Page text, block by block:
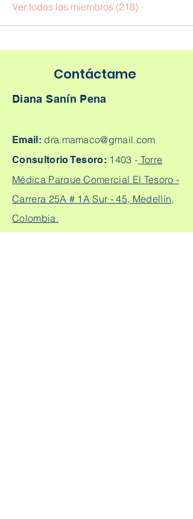
Ver todos los miembros (218)
Contáctame
Diana Sanín Pena
Email: dra.mamaco@gmail.com
Consultorio Tesoro: 1403 - Torre
Médica Parque Comercial El Tesoro -
Carrera 25A # 1A Sur - 45, Medellín,
Colombia.